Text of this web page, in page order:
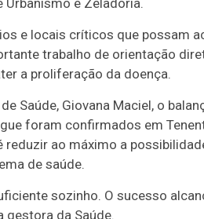
e Zeladoria.
e locais críticos que possam
trabalho de orientação
a proliferação da doença.
Saúde, Giovana Maciel, o
foram confirmados em
ao máximo a
de saúde.
sozinho. O sucesso
gestora da Saúde.